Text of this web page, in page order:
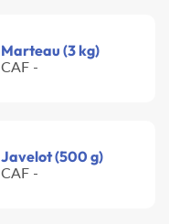
Marteau (3 kg)
CAF -
Javelot (500 g)
CAF -